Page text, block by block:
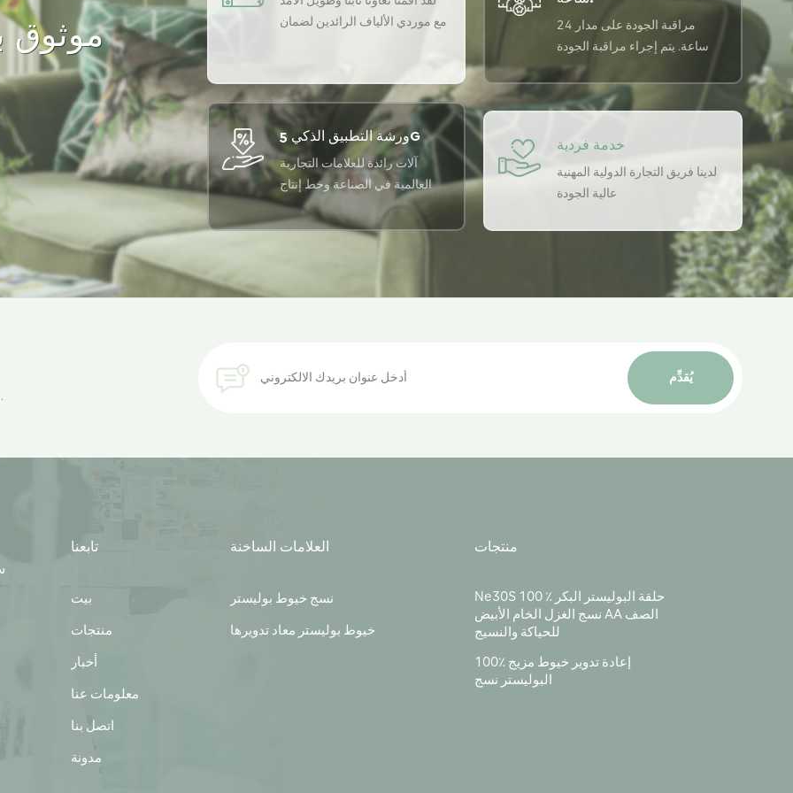
موثوق
مع موردي الألياف الرائدين لضمان
مراقبة الجودة على مدار 24
ساعة. يتم إجراء مراقبة الجودة
على مدار 24 ساعة في اليوم
باستخدام نظام ضمان الجودة
USTER لضمان اتساق الجودة لدينا.
ورشة التطبيق الذكي 5G
آلات رائدة للعلامات التجارية
العالمية في الصناعة وخط إنتاج
أوتوماتيكي بالكامل
خدمة فردية
لدينا فريق التجارة الدولية المهنية
عالية الجودة
احصل على أحدث اتجاه للألياف المعاد تدويرها في صندوق الوارد الخاص بك.
يُقدِّم
تابعنا
بيت
منتجات
أخبار
معلومات عنا
اتصل بنا
مدونة
العلامات الساخنة
نسج خيوط بوليستر
خيوط بوليستر معاد تدويرها
منتجات
Ne30S 100 ٪ حلقة البوليستر البكر
نسج الغزل الخام الأبيض AA الصف
للحياكة والنسيج
100٪ إعادة تدوير خيوط مزيج
البوليستر نسج